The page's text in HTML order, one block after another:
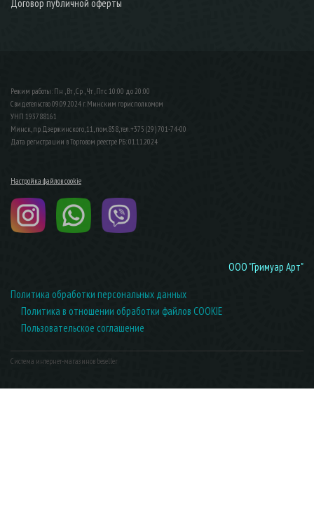
Договор публичной оферты
Режим работы: Пн , Вт , Ср , Чт , Пт c 10:00 до 20:00
Свидетельство 09.09.2024 г. Минским горисполкомом
УНП 193788161
Минск, пр. Дзержинского, 11, пом.858, тел. +375 (29) 701-74-00
Дата регистрации в Торговом реестре РБ: 01.11.2024
Настройка файлов cookie
ООО "Гримуар Арт"
Политика обработки персональных данных
Политика в отношении обработки файлов COOKIE
Пользовательское соглашение
Система интернет-магазинов beseller